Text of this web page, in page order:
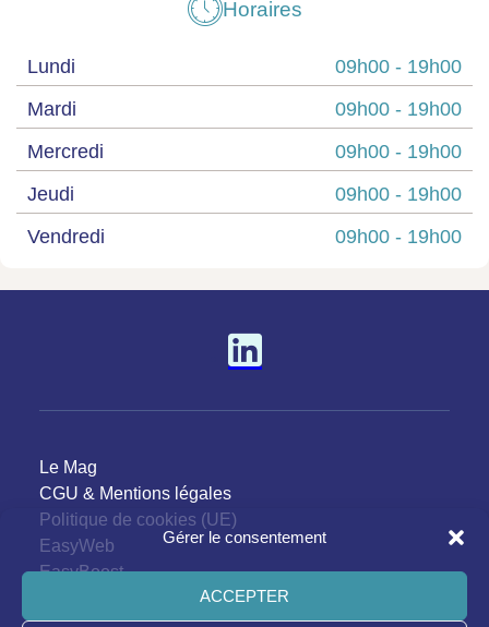
Gérer le consentement
ACCEPTER
Horaires
Lundi 09h00 - 19h00
Mardi
09h00 - 19h00
Mercredi
09h00 - 19h00
Jeudi
09h00 - 19h00
Vendredi
09h00 - 19h00
Le Mag
CGU & Mentions légales
Politique de cookies (UE)
EasyWeb
EasyBoost